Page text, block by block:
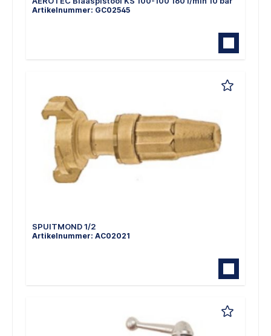
Artikelnummer: GC02545
SPUITMOND 1/2
Artikelnummer: AC02021